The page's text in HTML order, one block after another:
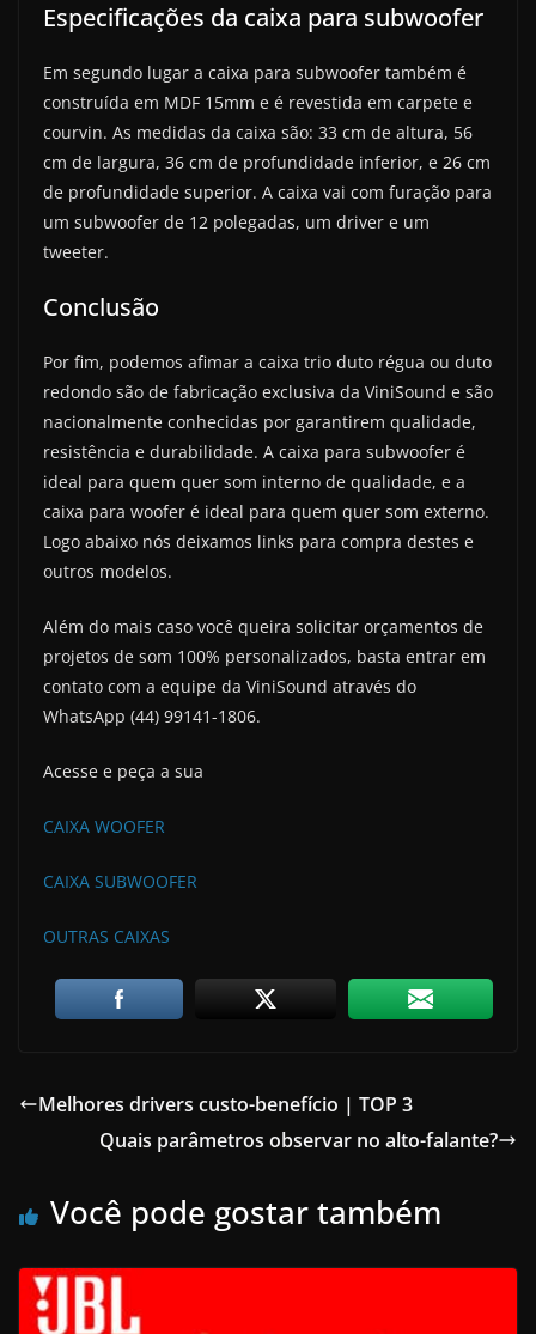
Especificações da caixa para subwoofer
Em segundo lugar a caixa para subwoofer também é
construída em MDF 15mm e é revestida em carpete e
courvin. As medidas da caixa são: 33 cm de altura, 56
cm de largura, 36 cm de profundidade inferior, e 26 cm
de profundidade superior. A caixa vai com furação para
um subwoofer de 12 polegadas, um driver e um
tweeter.
Conclusão
Por fim, podemos afimar a caixa trio duto régua ou duto
redondo são de fabricação exclusiva da ViniSound e são
nacionalmente conhecidas por garantirem qualidade,
resistência e durabilidade. A caixa para subwoofer é
ideal para quem quer som interno de qualidade, e a
caixa para woofer é ideal para quem quer som externo.
Logo abaixo nós deixamos links para compra destes e
outros modelos.
Além do mais caso você queira solicitar orçamentos de
projetos de som 100% personalizados, basta entrar em
contato com a equipe da ViniSound através do
WhatsApp (44) 99141-1806.
Acesse e peça a sua
CAIXA WOOFER
CAIXA SUBWOOFER
OUTRAS CAIXAS
Melhores drivers custo-benefício | TOP 3
Quais parâmetros observar no alto-falante?
Você pode gostar também